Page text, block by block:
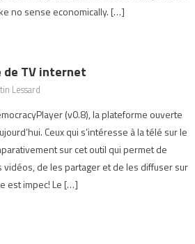
no sense economically. […]
TV internet
Lessard
(v0.8), la plateforme ouverte
Ceux qui s’intéresse à la télé sur le
sur cet outil qui permet de
de les partager et de les diffuser sur
est impec! Le […]